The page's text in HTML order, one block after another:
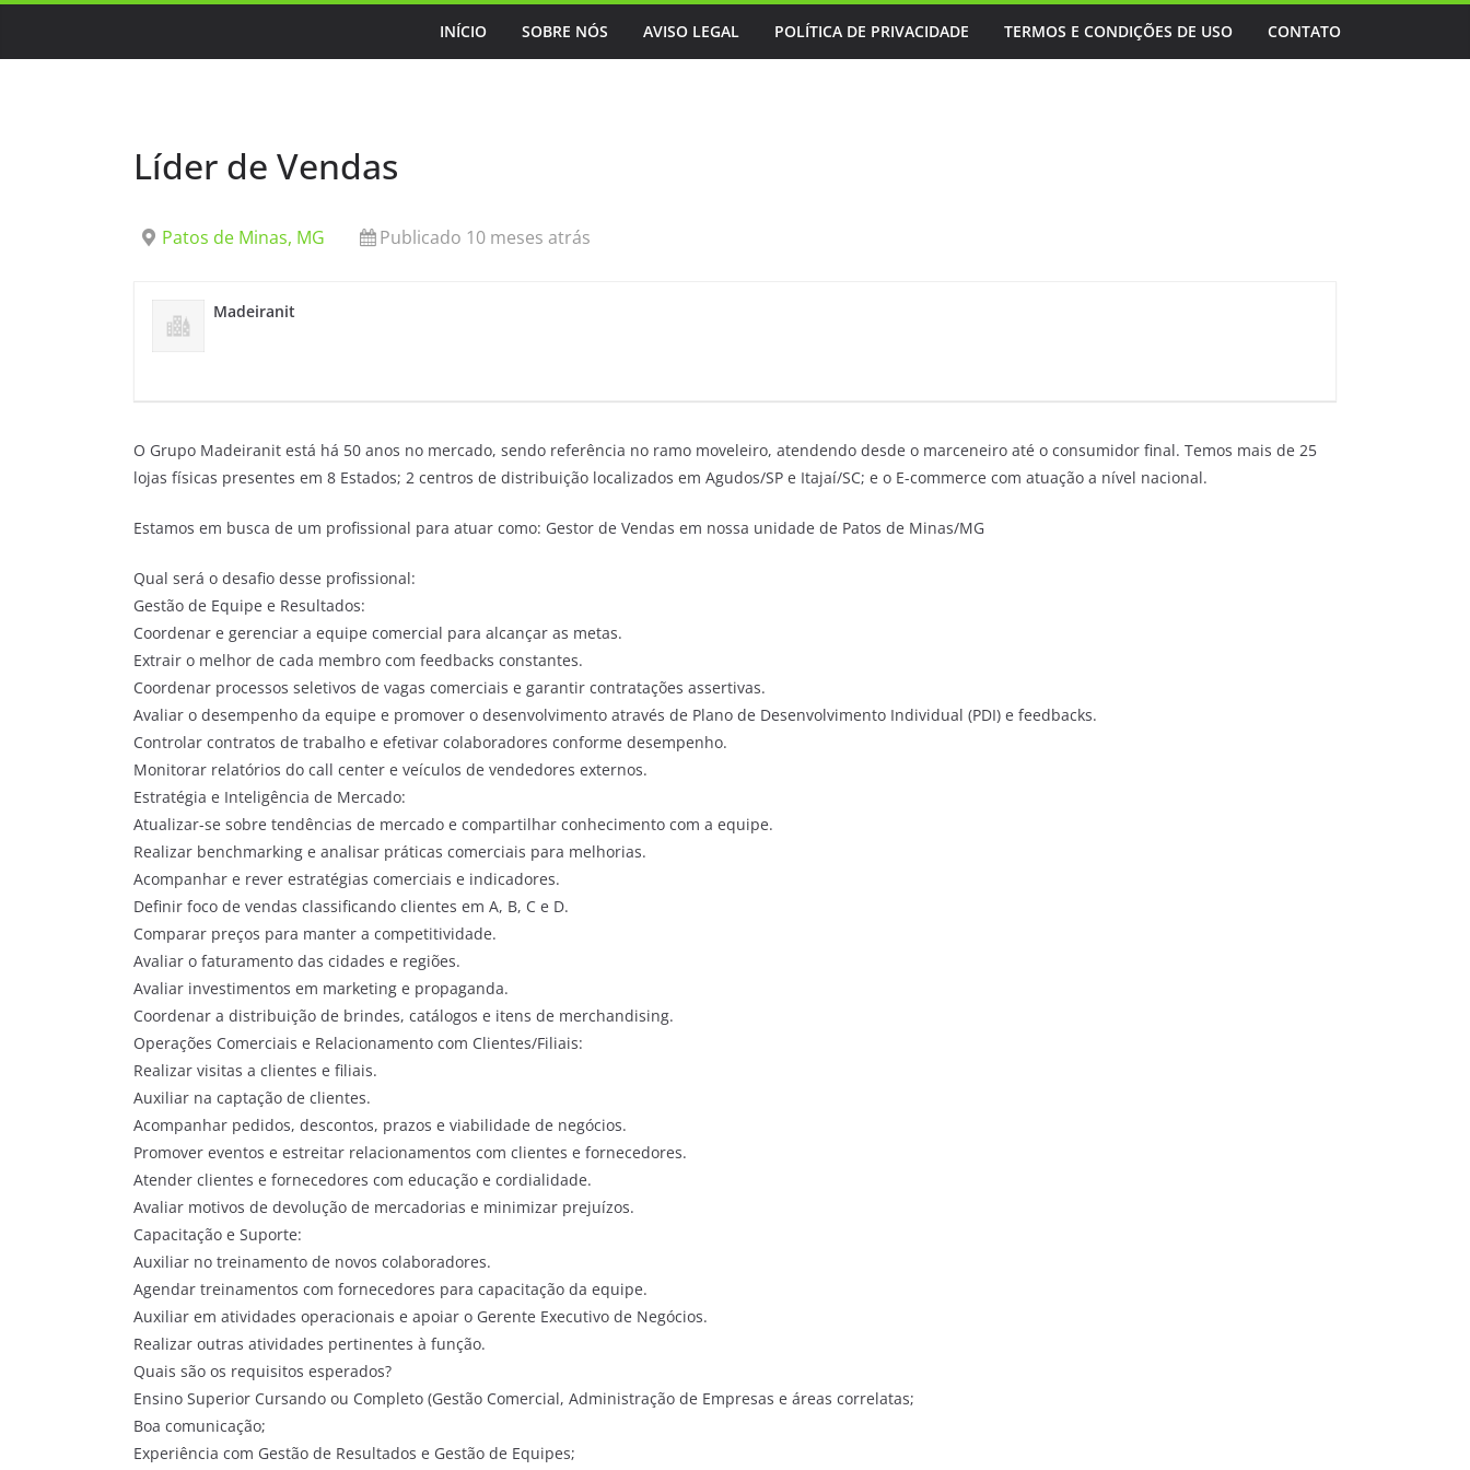
INÍCIO SOBRE NÓS AVISO LEGAL POLÍTICA DE PRIVACIDADE TERMOS E CONDIÇÕES DE USO CONTATO
Líder de Vendas
Patos de Minas, MG Publicado 10 meses atrás
Madeiranit
O Grupo Madeiranit está há 50 anos no mercado, sendo referência no ramo moveleiro, atendendo desde o marceneiro até o consumidor final. Temos mais de 25
lojas físicas presentes em 8 Estados; 2 centros de distribuição localizados em Agudos/SP e Itajaí/SC; e o E-commerce com atuação a nível nacional.
Estamos em busca de um profissional para atuar como: Gestor de Vendas em nossa unidade de Patos de Minas/MG
Qual será o desafio desse profissional:
Gestão de Equipe e Resultados:
Coordenar e gerenciar a equipe comercial para alcançar as metas.
Extrair o melhor de cada membro com feedbacks constantes.
Coordenar processos seletivos de vagas comerciais e garantir contratações assertivas.
Avaliar o desempenho da equipe e promover o desenvolvimento através de Plano de Desenvolvimento Individual (PDI) e feedbacks.
Controlar contratos de trabalho e efetivar colaboradores conforme desempenho.
Monitorar relatórios do call center e veículos de vendedores externos.
Estratégia e Inteligência de Mercado:
Atualizar-se sobre tendências de mercado e compartilhar conhecimento com a equipe.
Realizar benchmarking e analisar práticas comerciais para melhorias.
Acompanhar e rever estratégias comerciais e indicadores.
Definir foco de vendas classificando clientes em A, B, C e D.
Comparar preços para manter a competitividade.
Avaliar o faturamento das cidades e regiões.
Avaliar investimentos em marketing e propaganda.
Coordenar a distribuição de brindes, catálogos e itens de merchandising.
Operações Comerciais e Relacionamento com Clientes/Filiais:
Realizar visitas a clientes e filiais.
Auxiliar na captação de clientes.
Acompanhar pedidos, descontos, prazos e viabilidade de negócios.
Promover eventos e estreitar relacionamentos com clientes e fornecedores.
Atender clientes e fornecedores com educação e cordialidade.
Avaliar motivos de devolução de mercadorias e minimizar prejuízos.
Capacitação e Suporte:
Auxiliar no treinamento de novos colaboradores.
Agendar treinamentos com fornecedores para capacitação da equipe.
Auxiliar em atividades operacionais e apoiar o Gerente Executivo de Negócios.
Realizar outras atividades pertinentes à função.
Quais são os requisitos esperados?
Ensino Superior Cursando ou Completo (Gestão Comercial, Administração de Empresas e áreas correlatas;
Boa comunicação;
Experiência com Gestão de Resultados e Gestão de Equipes;